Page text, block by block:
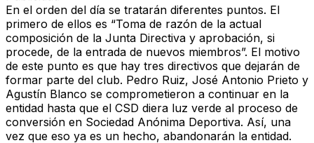
En el orden del día se tratarán diferentes puntos. El
primero de ellos es “Toma de razón de la actual
composición de la Junta Directiva y aprobación, si
procede, de la entrada de nuevos miembros”. El motivo
de este punto es que hay tres directivos que dejarán de
formar parte del club. Pedro Ruiz, José Antonio Prieto y
Agustín Blanco se comprometieron a continuar en la
entidad hasta que el CSD diera luz verde al proceso de
conversión en Sociedad Anónima Deportiva. Así, una
vez que eso ya es un hecho, abandonarán la entidad.